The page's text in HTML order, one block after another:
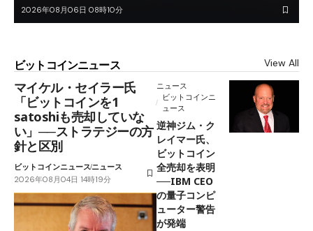
2026年08月06日 08時10分
ビットコインニュース View All
マイケル・セイラー氏
「ビットコインを1
satoshiも売却していな
い」──ストラテジーの方
針と区別
ビットコインニュースニュース
2026年08月04日 14時19分
ニュース
ビットコインニ
ュース
逆神ジム・ク
レイマー氏、
ビットコイン
全売却を表明
──IBM CEO
の量子コンピ
ューター警告
が発端